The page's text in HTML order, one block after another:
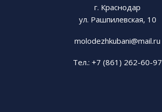
г. Краснодар
ул. Рашпилевская, 10
molodezhkubani@mail.ru
Тел.: +7 (861) 262-60-97